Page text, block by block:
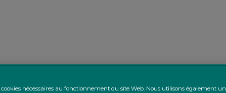
cookies nécessaires au fonctionnement du site Web. Nous utilisons également un